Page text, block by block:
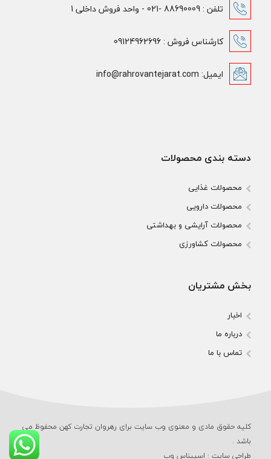
تلفن : 88690009 -021 - واحد فروش داخلی 1
کارشناس فروش : 09124962696
ایمیل: info@rahrovantejarat.com
دسته بندی محصولات
محصولات غذایی
محصولات دارویی
محصولات آرایشی و بهداشتی
محصولات کشاورزی
بخش مشتریان
اخبار
درباره ما
تماس با ما
کلیه حقوق مادی و معنوی وب‌ سایت برای رهروان تجارت کهن محفوظ می‌
باشد .
طراحی سایت: اسپیناس وب